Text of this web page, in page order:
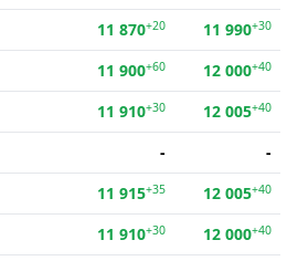
11 870+20 11 990+30
11 900+60 12 000+40
11 910+30 12 005+40
-
-
11 915+35 12 005+40
11 910+30 12 000+40